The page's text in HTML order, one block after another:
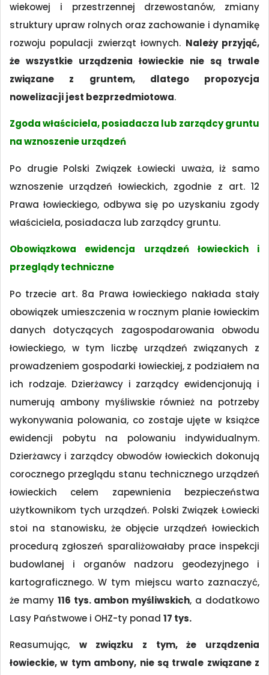
wiekowej i przestrzennej drzewostanów, zmiany
struktury upraw rolnych oraz zachowanie i dynamikę
rozwoju populacji zwierząt łownych. Należy przyjąć,
że wszystkie urządzenia łowieckie nie są trwale
związane z gruntem, dlatego propozycja
nowelizacji jest bezprzedmiotowa.
Zgoda właściciela, posiadacza lub zarządcy gruntu
na wznoszenie urządzeń
Po drugie Polski Związek Łowiecki uważa, iż samo
wznoszenie urządzeń łowieckich, zgodnie z art. 12
Prawa łowieckiego, odbywa się po uzyskaniu zgody
właściciela, posiadacza lub zarządcy gruntu.
Obowiązkowa ewidencja urządzeń łowieckich i
przeglądy techniczne
Po trzecie art. 8a Prawa łowieckiego nakłada stały
obowiązek umieszczenia w rocznym planie łowieckim
danych dotyczących zagospodarowania obwodu
łowieckiego, w tym liczbę urządzeń związanych z
prowadzeniem gospodarki łowieckiej, z podziałem na
ich rodzaje. Dzierżawcy i zarządcy ewidencjonują i
numerują ambony myśliwskie również na potrzeby
wykonywania polowania, co zostaje ujęte w książce
ewidencji pobytu na polowaniu indywidualnym.
Dzierżawcy i zarządcy obwodów łowieckich dokonują
corocznego przeglądu stanu technicznego urządzeń
łowieckich celem zapewnienia bezpieczeństwa
użytkownikom tych urządzeń. Polski Związek Łowiecki
stoi na stanowisku, że objęcie urządzeń łowieckich
procedurą zgłoszeń sparaliżowałaby prace inspekcji
budowlanej i organów nadzoru geodezyjnego i
kartograficznego. W tym miejscu warto zaznaczyć,
że mamy 116 tys. ambon myśliwskich, a dodatkowo
Lasy Państwowe i OHZ-ty ponad 17 tys.
Reasumując, w związku z tym, że urządzenia
łowieckie, w tym ambony, nie są trwale związane z